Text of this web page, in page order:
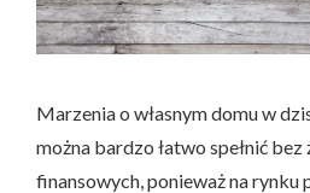
Marzenia o własnym domu w
można bardzo łatwo spełnić
finansowych, ponieważ na rynku